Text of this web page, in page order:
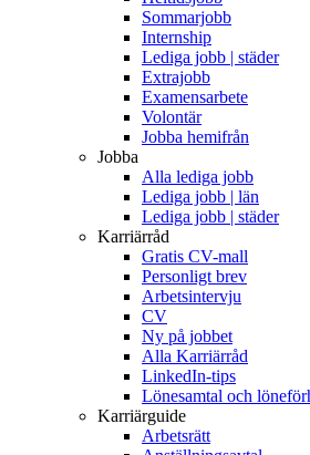
Sommarjobb
Internship
Lediga jobb | städer
Extrajobb
Examensarbete
Volontär
Jobba hemifrån
Jobba
Alla lediga jobb
Lediga jobb | län
Lediga jobb | städer
Karriärråd
Gratis CV-mall
Personligt brev
Arbetsintervju
CV
Ny på jobbet
Alla Karriärråd
LinkedIn-tips
Lönesamtal och
Karriärguide
Arbetsrätt